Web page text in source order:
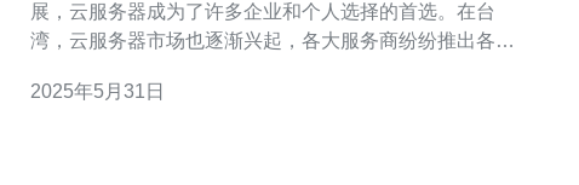
展，云服务器成为了许多企业和个人选择的首选。在台
湾，云服务器市场也逐渐兴起，各大服务商纷纷推出各种
文将为您介绍2021年台湾云服务器排行榜TOP10，帮助您
2025年5月31日